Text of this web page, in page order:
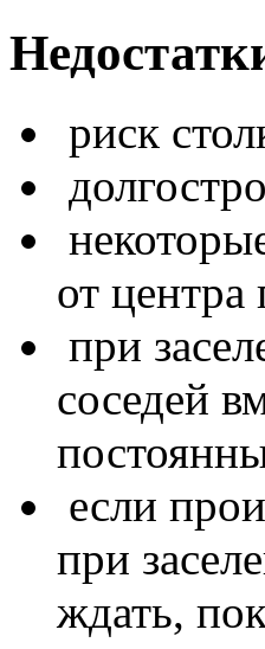
риск
от
при
соседей
если
при
ждать,